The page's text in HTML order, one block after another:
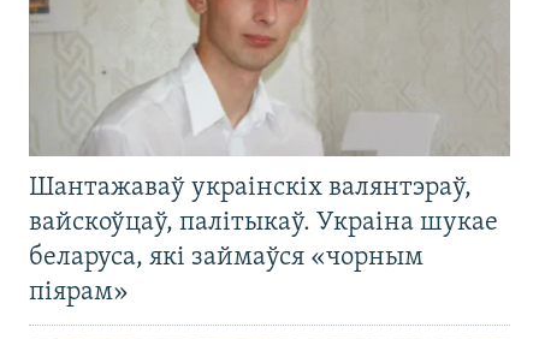
Шантажаваў украінскіх валянтэраў,
вайскоўцаў, палітыкаў. Украіна шукае
беларуса, які займаўся «чорным
піярам»